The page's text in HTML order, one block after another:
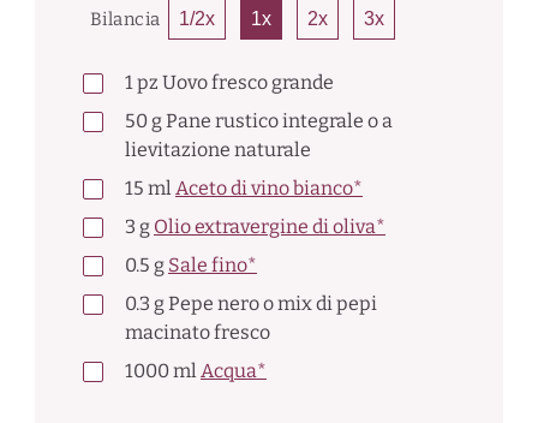
Bilancia 1/2x 1x 2x 3x
1 pz Uovo fresco grande
50 gPane rustico integrale o a
lievitazione naturale
15 ml Aceto di vino bianco*
3 g Olio extravergine di oliva*
0.5 g Sale fino*
0.3 gPepe nero o mix di pepi
macinato fresco
1000ml Acqua*